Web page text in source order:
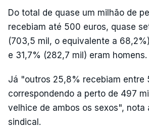
Do total de quase um milhão de
recebiam até 500 euros, quase
(703,5 mil, o equivalente a
e 31,7% (282,7 mil) eram homens.
Já "outros 25,8% recebiam entre
correspondendo a perto de 497
velhice de ambos os sexos", nota
sindical.